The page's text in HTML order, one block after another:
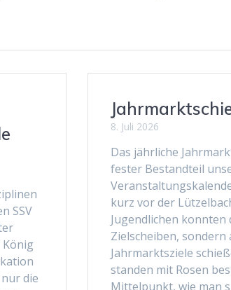
SSV
König
die
8. Juli 2026
Das jährliche
fester Bestandteil
kurz vor der
Jugendlichen
Zielscheiben,
Jahrmarktsziele
standen mit Rosen
Mittelpunkt, wie man